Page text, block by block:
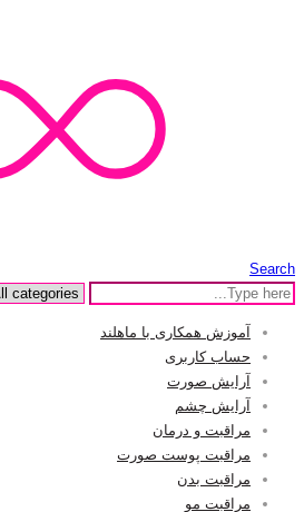
Search
آموزش همکاری با ماهلند
حساب کاربری
آرایش صورت
آرایش چشم
مراقبت و درمان
مراقبت پوست صورت
مراقبت بدن
مراقبت مو